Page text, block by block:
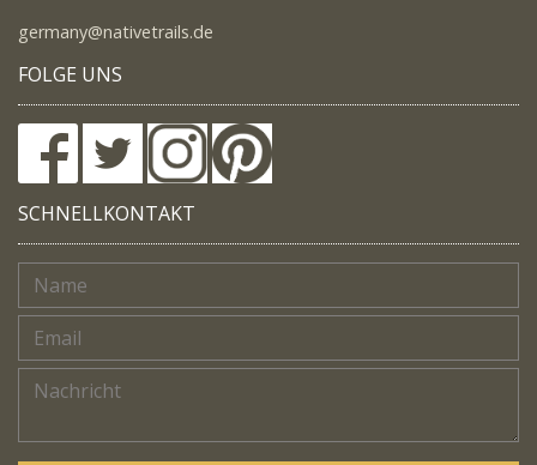
germany@nativetrails.de
FOLGE UNS
SCHNELLKONTAKT